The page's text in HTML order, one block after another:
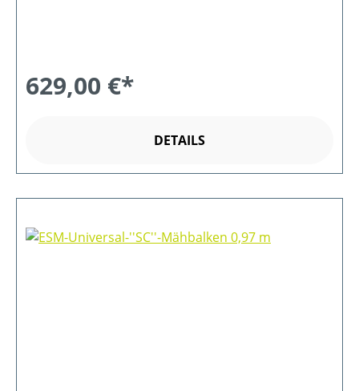
629,00 €*
DETAILS